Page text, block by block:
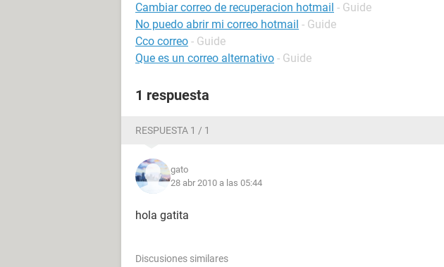
Cambiar correo de recuperacion hotmail - Guide
No puedo abrir mi correo hotmail - Guide
Cco correo - Guide
Que es un correo alternativo - Guide
1 respuesta
RESPUESTA 1 / 1
gato
28 abr 2010 a las 05:44
hola gatita
Discusiones similares